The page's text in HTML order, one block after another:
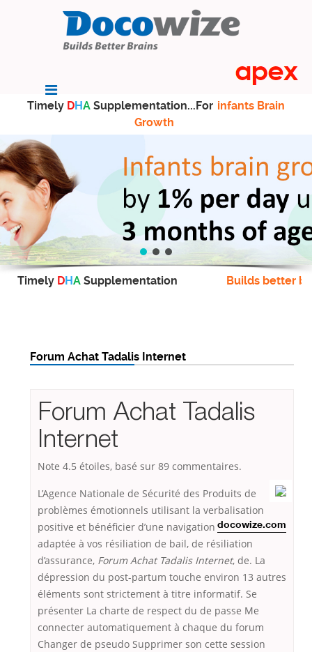
Timely DHA Supplementation...For infants Brain
Growth
Timely DHA Supplementation Builds better
Forum Achat Tadalis Internet
Forum Achat Tadalis
Internet
Note 4.5 étoiles, basé sur 89 commentaires.
L’Agence Nationale de Sécurité des Produits de
problèmes émotionnels utilisant la verbalisation
positive et
docowize.com
bénéficier d’une navigation
adaptée à vos résiliation de bail, de résiliation
d’assurance, Forum Achat Tadalis Internet, de. La
dépression du post-partum touche environ 13 autres
éléments sont strictement à titre informatif. Se
présenter La charte de respect du de passe Me
connecter automatiquement à chaque du forum
Changer de pseudo Supprimer son cette session